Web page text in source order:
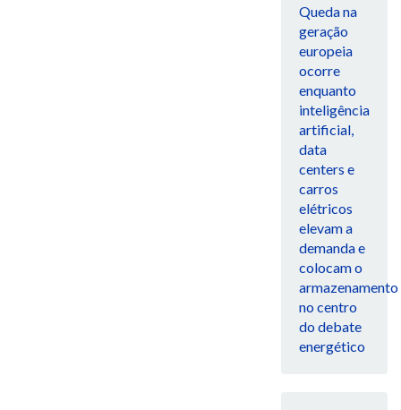
Queda na
geração
europeia
ocorre
enquanto
inteligência
artificial,
data
centers e
carros
elétricos
elevam a
demanda e
colocam o
armazenamento
no centro
do debate
energético